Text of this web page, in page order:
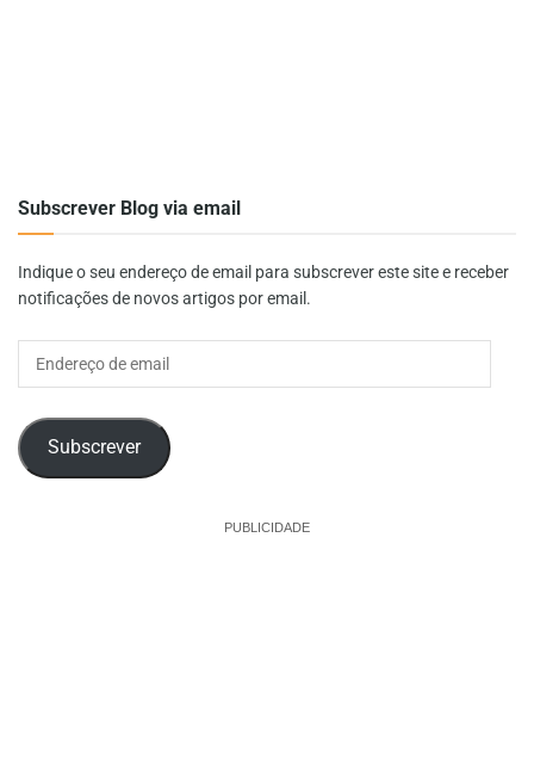
Subscrever Blog via email
Indique o seu endereço de email para subscrever este site e receber
notificações de novos artigos por email.
Endereço
Subscrever
PUBLICIDADE